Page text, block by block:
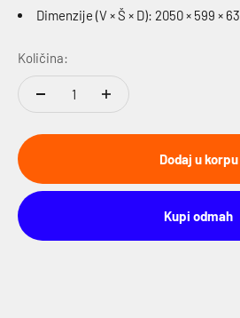
Dimenzije (V × Š × D): 2050 × 599 ×
Količina:
Dodaj u korpu
Kupi odmah